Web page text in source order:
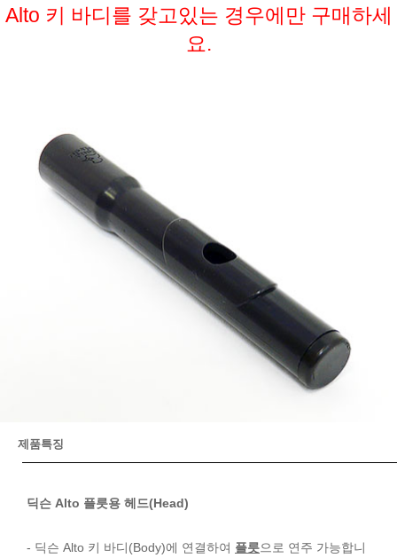
Alto 키 바디를 갖고있는 경우에만 구매하세
요.
제품특징
딕슨 Alto 플릇용 헤드(Head)
- 딕슨 Alto 키 바디(Body)에 연결하여 플릇으로 연주 가능합니